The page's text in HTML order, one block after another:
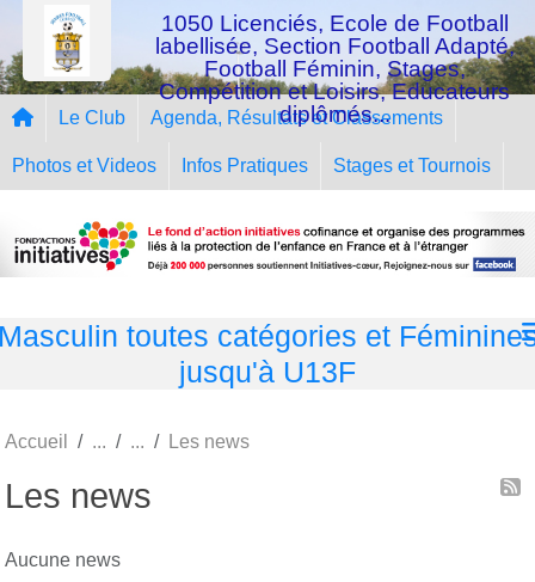
1050 Licenciés, Ecole de Football
labellisée, Section Football Adapté,
Football Féminin, Stages,
Compétition et Loisirs, Educateurs
diplômés...
Le Club Agenda, Résultats et Classements
Photos et Videos Infos Pratiques Stages et Tournois
toutes catégories et
jusqu'à U13F
Accueil Les news
Les news
Aucune news
Panneau de gestion des cookies